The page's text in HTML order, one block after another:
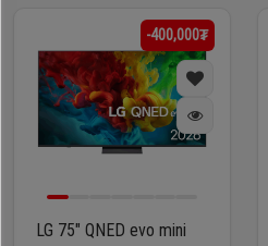
-400,000₮
LG 75" QNED evo mini